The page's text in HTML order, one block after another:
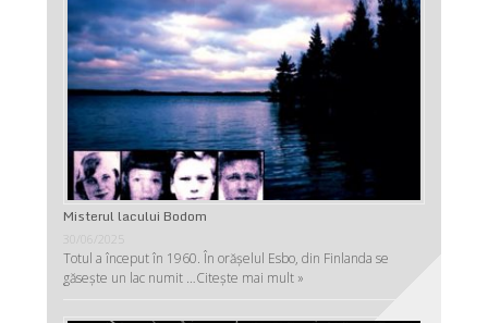
Misterul lacului Bodom
Totul a început în 1960. În orășelul Esbo, din Finlanda se
găsește un lac numit …Citește mai mult »